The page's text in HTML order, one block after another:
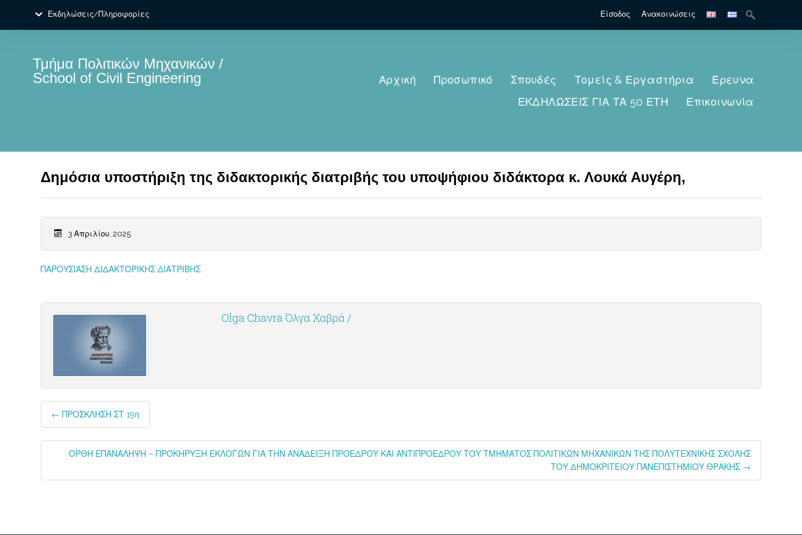
Εκδηλώσεις/Πληροφορίες Είσοδος Ανακοινώσεις
Search
for:
Τμήμα Πολιτικών Μηχανικών /
School of Civil Engineering
Αρχική Προσωπικό Σπουδές Τομείς & Εργαστήρια
Έρευνα
ΕΚΔΗΛΩΣΕΙΣ ΓΙΑ ΤΑ 50 ΕΤΗ
Επικοινωνία
Δημόσια υποστήριξη της διδακτορικής διατριβής του υποψήφιου διδάκτορα κ. Λουκά Αυγέρη,
3 Απριλίου, 2025
ΠΑΡΟΥΣΙΑΣΗ ΔΙΔΑΚΤΟΡΙΚΗΣ ΔΙΑΤΡΙΒΗΣ
Olga Chavra Όλγα Χαβρά /
Post
← ΠΡΟΣΚΛΗΣΗ ΣΤ 19η
ΟΡΘΗ ΕΠΑΝΑΛΗΨΗ – ΠΡΟΚΗΡΥΞΗ ΕΚΛΟΓΩΝ ΓΙΑ ΤΗΝ ΑΝΑΔΕΙΞΗ ΠΡΟΕΔΡΟΥ ΚΑΙ ΑΝΤΙΠΡΟΕΔΡΟΥ ΤΟΥ ΤΜΗΜΑΤΟΣ ΠΟΛΙΤΙΚΩΝ ΜΗΧΑΝΙΚΩΝ ΤΗΣ ΠΟΛΥΤΕΧΝΙΚΗΣ ΣΧΟΛΗΣ
ΤΟΥ ΔΗΜΟΚΡΙΤΕΙΟΥ ΠΑΝΕΠΙΣΤΗΜΙΟΥ ΘΡΑΚΗΣ →